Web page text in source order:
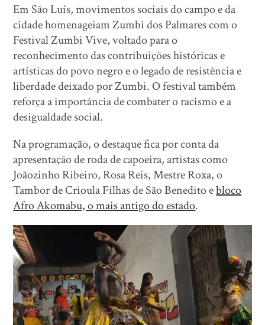
Em São Luís, movimentos sociais do campo e da
cidade homenageiam Zumbi dos Palmares com o
Festival Zumbi Vive, voltado para o
reconhecimento das contribuições históricas e
artísticas do povo negro e o legado de resistência e
liberdade deixado por Zumbi. O festival também
reforça a importância de combater o racismo e a
desigualdade social.
Na programação, o destaque fica por conta da
apresentação de roda de capoeira, artistas como
Joãozinho Ribeiro, Rosa Reis, Mestre Roxa, o
Tambor de Crioula Filhas de São Benedito ebloco
Afro Akomabu, o mais antigo do estado.